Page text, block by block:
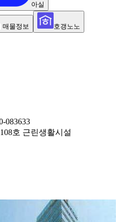
아실
매물정보
호갱노노
083633
호 근린생활시설